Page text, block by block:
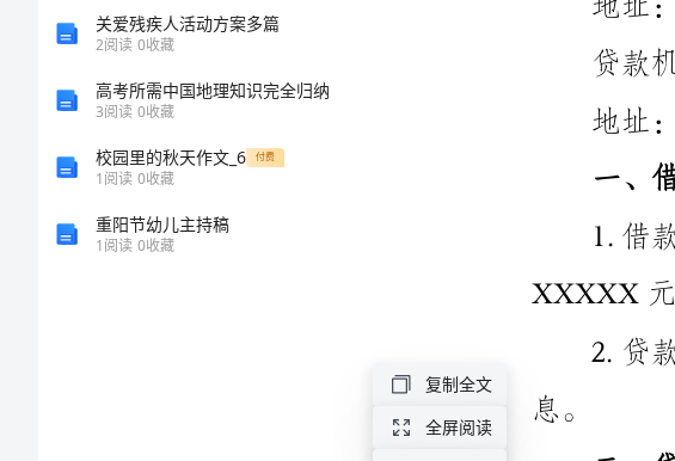
关爱残疾人活动方案多篇
2阅读 0收藏
高考所需中国地理知识完全归纳
3阅读 0收藏
校园里的秋天作文_6 付费
1阅读 0收藏
重阳节幼儿主持稿
1阅读 0收藏
还款。
复制全文
全屏阅读